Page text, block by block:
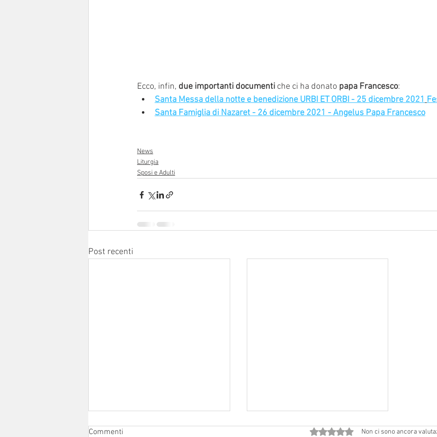
Ecco, infin, due importanti documenti che ci ha donato papa Francesco:
Santa Messa della notte e benedizione URBI ET ORBI - 25 dicembre 2021
Santa Famiglia di Nazaret - 26 dicembre 2021 - Angelus Papa Francesco
News
Liturgia
Sposi e Adulti
Post recenti
Commenti Valutazione 0 stelle su 5.
Non ci sono ancora